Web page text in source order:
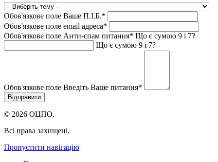
Обов'язкове поле Ваше П.I.Б.*
Обов'язкове поле email адреса*
Обов'язкове поле Анти-спам питання* Що є сумою 9 і 7?
Що є сумою 9 і 7?
Обов'язкове поле Введіть Ваше питання*
© 2026 ОЦПО.
Всі права захищені.
Пропустити навігацію